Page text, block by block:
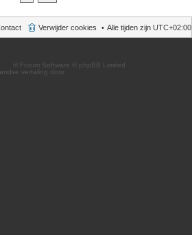
Alle tijden zijn UTC+02:00
Verwijder cookies
® Forum Software © phpBB Limited
vertaling door